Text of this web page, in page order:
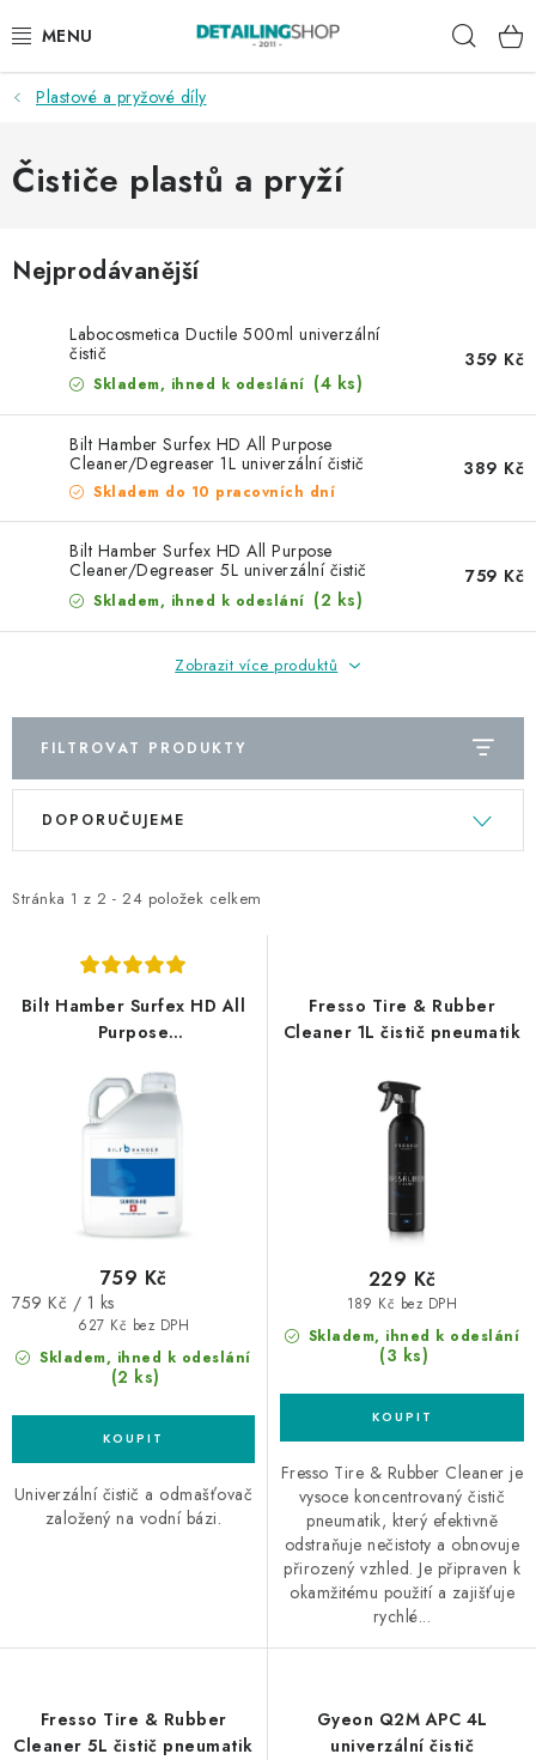
na
AKCE
NOVINKY
INTERIÉR
PŘÍSLUŠENSTVÍ
DÁRKOVÉ SADY A POUKAZY
ČLÁNKY
NAŠE SLUŽBY
KONTAKTY
PRODÁVANÉ ZNAČKY
BYDLENÍ
Věrnostní program
Všeobecné obchodní podmínky
Podmínky ochrany osobních údajů
Plastové a pryžové díly
Čističe plastů a pryží
Nejprodávanější
Labocosmetica Ductile 500ml univerzální
čistič
Skladem, ihned k odeslání (4 ks)
359 Kč
Bilt Hamber Surfex HD All Purpose
Cleaner/Degreaser 1L univerzální čistič
Skladem do 10 pracovních dní
389 Kč
Bilt Hamber Surfex HD All Purpose
Cleaner/Degreaser 5L univerzální čistič
Skladem, ihned k odeslání (2 ks)
759 Kč
Zobrazit více produktů
FILTROVAT PRODUKTY
V
i
r
Stránka 1 z 2 - 24 položek celkem
Ř
e
p
DOPORUČUJEME
Bilt Hamber Surfex HD All
Purpose
univerzální čistič
Skladem, ihned k odeslání
(2 ks)
627 Kč bez DPH
759 Kč
Měrná
759 Kč / 1 ks
Univerzální čistič a odmašťovač
založený na vodní bázi.
Fresso Tire & Rubber
Cleaner 1L čistič pneumatik
Skladem, ihned k odeslání
(3 ks)
189 Kč bez DPH
229 Kč
Fresso Tire & Rubber Cleaner je
vysoce koncentrovaný čistič
pneumatik, který efektivně
odstraňuje nečistoty a obnovuje
přirozený vzhled. Je připraven k
okamžitému použití a zajišťuje
rychlé...
Fresso Tire & Rubber
Cleaner 5L čistič pneumatik
Gyeon Q2M APC 4L
univerzální čistič